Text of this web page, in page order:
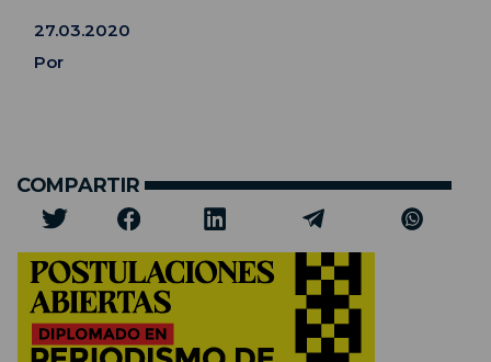
27.03.2020
Por
COMPARTIR